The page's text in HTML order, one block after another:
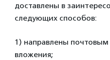
доставлены в
следующих способов:
1) направлены
вложения;